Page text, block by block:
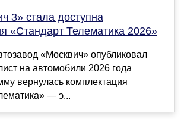
3» стала доступна
«Стандарт Телематика 2026»
«Москвич» опубликовал
на автомобили 2026 года
вернулась комплектация
— э...